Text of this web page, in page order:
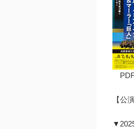
PDF
【公